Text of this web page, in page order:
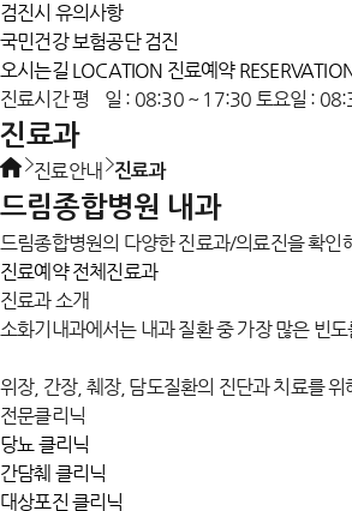
검진시 유의사항
국민건강 보험공단 검진
오시는길 LOCATION 진료예약
진료시간평 일 : 08:30 ~ 17:30 토요일 :
진료과
진료안내 진료과
드림종합병원 내과
드림종합병원의 다양한 진료과/의료진을 확인
진료예약 전체진료과
진료과 소개
소화기내과에서는 내과 질환 중 가장 많은 빈
위장, 간장, 췌장, 담도질환의 진단과 치료를
전문클리닉
당뇨 클리닉
간담췌 클리닉
대상포진 클리닉